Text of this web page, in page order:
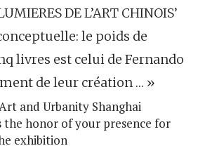
DE L’ART CHINOIS’
le poids de
livres est celui de Fernando
de leur création … »
and Urbanity Shanghai
the honor of your presence for
exhibition